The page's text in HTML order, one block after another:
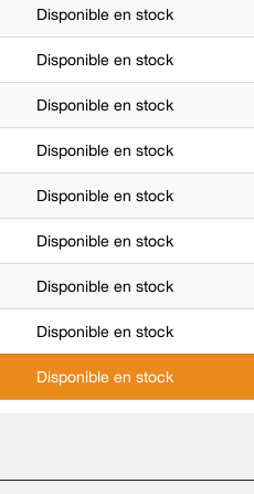
Disponible en stock
Disponible en stock
Disponible en stock
Disponible en stock
Disponible en stock
Disponible en stock
Disponible en stock
Disponible en stock
Disponible en stock